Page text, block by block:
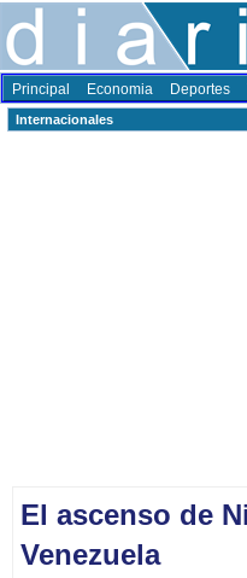
Principal Economia Deportes
Internacionales
El ascenso de
Venezuela